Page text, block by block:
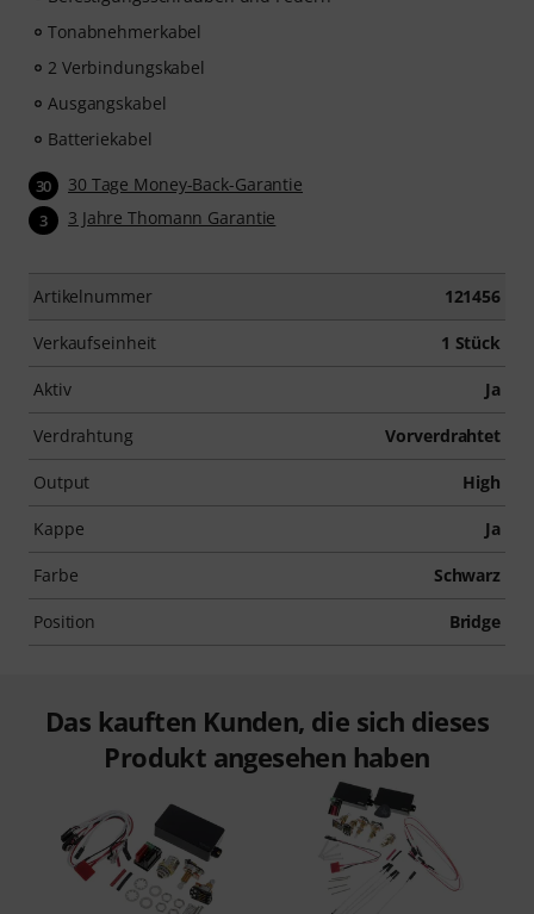
Tonabnehmerkabel
2 Verbindungskabel
Ausgangskabel
Batteriekabel
30 30 Tage Money-Back-Garantie
3 3 Jahre Thomann Garantie
Artikelnummer 121456
Verkaufseinheit 1 Stück
Aktiv Ja
Verdrahtung Vorverdrahtet
Output High
Kappe Ja
Farbe Schwarz
Position Bridge
Das kauften Kunden, die sich dieses
Produkt angesehen haben